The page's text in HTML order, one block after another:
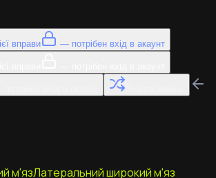
вправи — потрібен вхід в акаунт
м'язЛатеральний широкий м'яз